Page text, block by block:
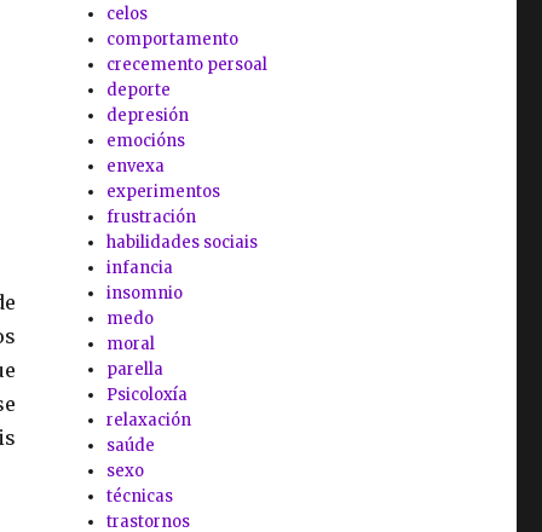
celos
comportamento
crecemento persoal
deporte
depresión
emocións
envexa
experimentos
frustración
habilidades sociais
infancia
insomnio
medo
moral
parella
Psicoloxía
relaxación
saúde
sexo
técnicas
trastornos